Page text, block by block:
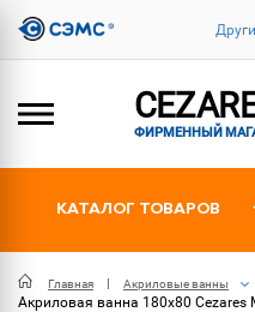
ФИРМЕННЫЙ
КАТАЛОГ ТОВАРОВ
Главная Акриловые ванны
Акриловая ванна 180х80 Cezares